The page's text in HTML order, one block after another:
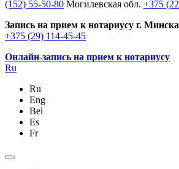
(152) 55-50-80 Могилевская обл. +375
Запись на прием к нотариусу г. Минска
+375 (29) 114-45-45
Онлайн-запись на прием к нотариусу
Ru
Ru
Eng
Bel
Es
Fr